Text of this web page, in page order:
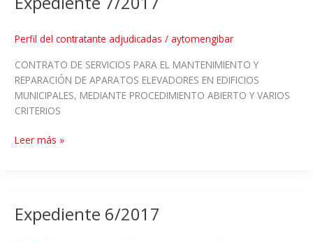
Perfil del contratante adjudicadas / aytomengibar
CONTRATO DE SERVICIOS PARA EL MANTENIMIENTO Y
REPARACIÓN DE APARATOS ELEVADORES EN EDIFICIOS
MUNICIPALES, MEDIANTE PROCEDIMIENTO ABIERTO Y VARIOS
CRITERIOS
Leer más »
Expediente 6/2017